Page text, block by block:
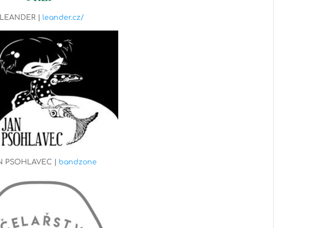
LEANDER | leander.cz/
PSOHLAVEC | bandzone